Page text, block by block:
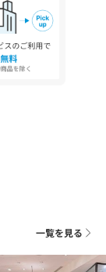
。
とがありま
ることもあり
せいたします
通知を受けと
のブランドの情
一覧を見る